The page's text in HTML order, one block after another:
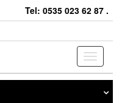
Tel: 0535 023 62 87 .
Toggle